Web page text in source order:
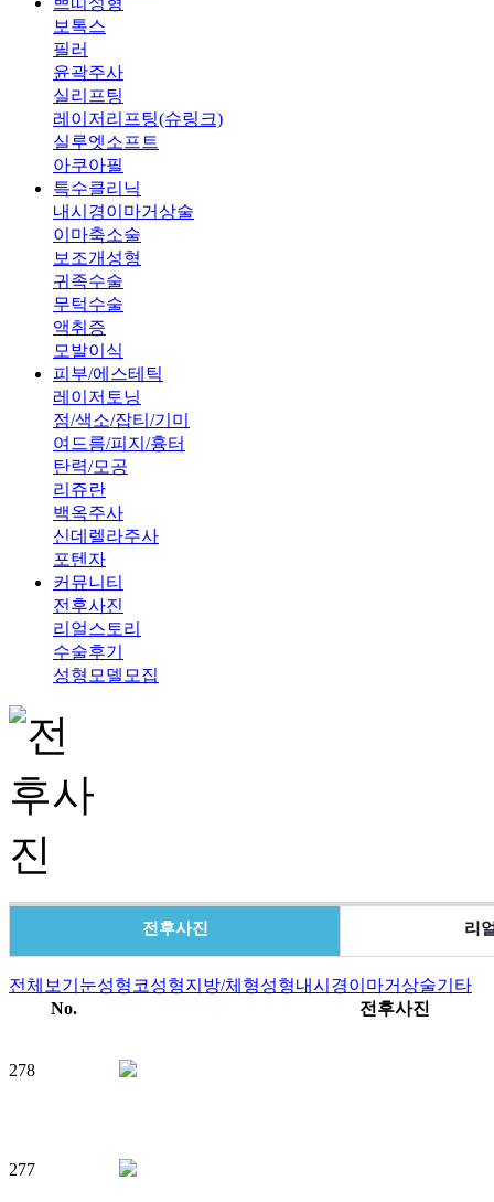
보톡스
필러
윤곽주사
실리프팅
레이저리프팅(슈링크)
실루엣소프트
아쿠아필
특수클리닉
내시경이마거상술
이마축소술
보조개성형
귀족수술
무턱수술
액취증
모발이식
피부/에스테틱
레이저토닝
점/색소/잡티/기미
여드름/피지/흉터
탄력/모공
리쥬란
백옥주사
신데렐라주사
포텐자
커뮤니티
전후사진
리얼스토리
수술후기
성형모델모집
전후사진 리
전체보기 눈성형 코성형지방/체형성형내시경이마거상술기타
No.
전후사진
278
277